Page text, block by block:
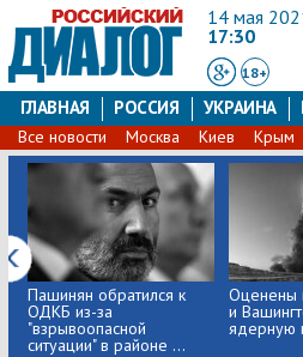
14 мая
17:30
18+
ГЛАВНАЯ РОССИЯ УКРАИНА
Все новости Москва Киев Крым
Пашинян обратился к
ОДКБ из-за
"взрывоопасной
ситуации" в районе ...
Оценены
и
ядерную